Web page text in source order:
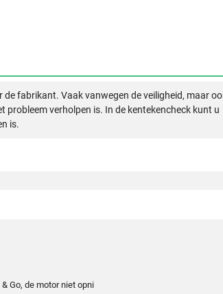
fabrikant. Vaak vanwegen de veiligheid, maar
verholpen is. In de kentekencheck kunt u
is.
Go, de motor niet opni